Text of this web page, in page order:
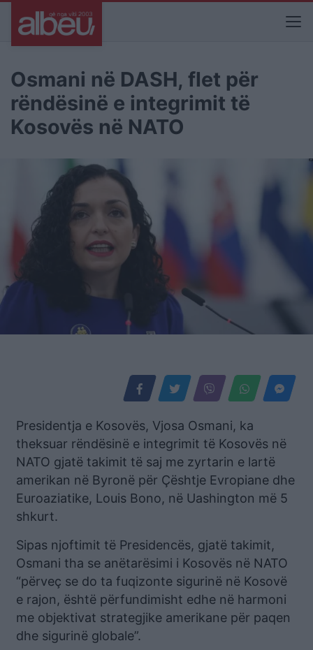
Osmani në DASH, flet për
rëndësinë e integrimit të
Kosovës në NATO
Presidentja e Kosovës, Vjosa Osmani, ka
theksuar rëndësinë e integrimit të Kosovës në
NATO gjatë takimit të saj me zyrtarin e lartë
amerikan në Byronë për Çështje Evropiane dhe
Euroaziatike, Louis Bono, në Uashington më 5
shkurt.
Sipas njoftimit të Presidencës, gjatë takimit,
Osmani tha se anëtarësimi i Kosovës në NATO
“përveç se do ta fuqizonte sigurinë në Kosovë
e rajon, është përfundimisht edhe në harmoni
me objektivat strategjike amerikane për paqen
dhe sigurinë globale”.